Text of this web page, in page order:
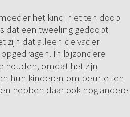
het kind niet ten doop
dat een tweeling gedoopt
zijn dat alleen de vader
In bijzondere
houden, omdat het zijn
hun kinderen om beurte ten
hebben daar ook nog andere